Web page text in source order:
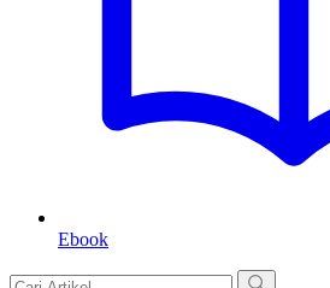
Ebook